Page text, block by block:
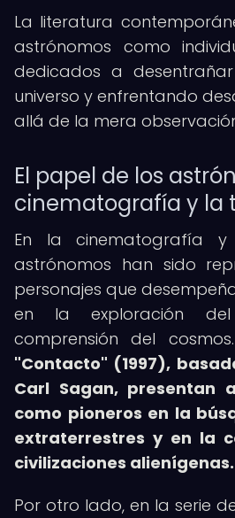
La literatura
astrónomos como
dedicados a
universo y enfrentando
allá de la mera
El papel de los
cinematografía y la
En la cinematografía y
astrónomos han sido
personajes que
en la exploración
comprensión del cosmos.
"Contacto" (1997),
Carl Sagan, presentan
como pioneros en la
extraterrestres y en la
civilizaciones alienígenas.
Por otro lado, en la serie